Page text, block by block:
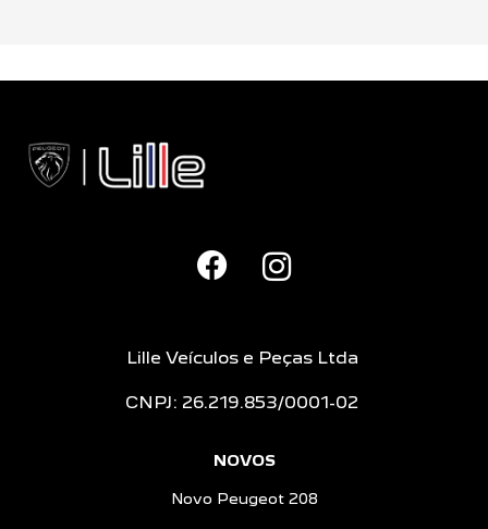
Lille Veículos e Peças Ltda
CNPJ: 26.219.853/0001-02
NOVOS
Novo Peugeot 208